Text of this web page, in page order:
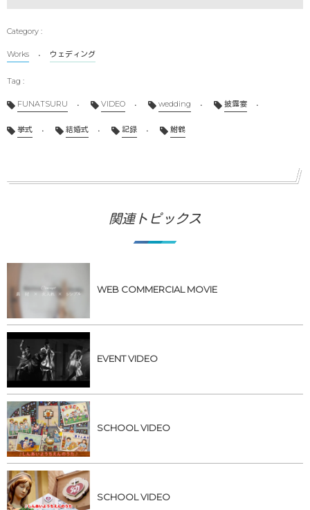
Works ウェディング
FUNATSURU VIDEO wedding 披露宴
挙式 結婚式 記録 鮒鶴
関連トピックス
WEB COMMERCIAL MOVIE
EVENT VIDEO
SCHOOL VIDEO
SCHOOL VIDEO